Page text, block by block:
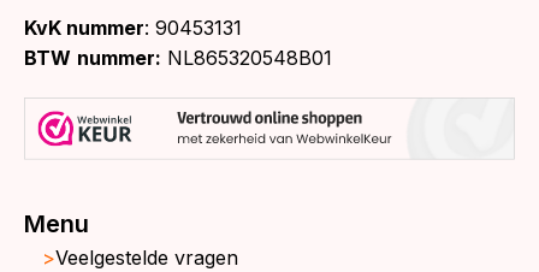
KvK nummer: 90453131
BTW nummer: NL865320548B01
Menu
Veelgestelde vragen